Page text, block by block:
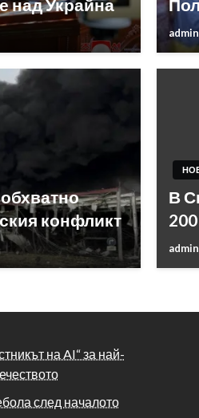
над Украйна
конфликт
В
на AI“ за най-
след началото